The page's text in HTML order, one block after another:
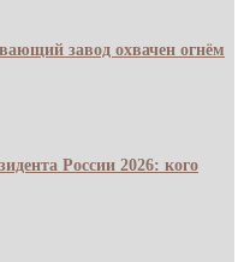
завод охвачен огнём
России 2026: кого